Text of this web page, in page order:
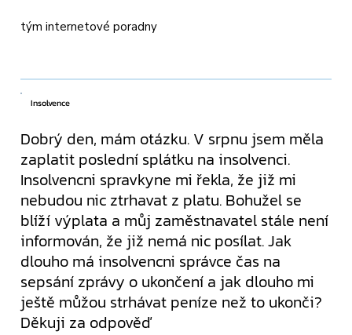
tým internetové poradny
Insolvence
Dobrý den, mám otázku. V srpnu jsem měla
zaplatit poslední splátku na insolvenci.
Insolvencni spravkyne mi řekla, že již mi
nebudou nic ztrhavat z platu. Bohužel se
blíží výplata a můj zaměstnavatel stále není
informován, že již nemá nic posílat. Jak
dlouho má insolvencni správce čas na
sepsání zprávy o ukončení a jak dlouho mi
ještě můžou strhávat peníze než to ukonči?
Děkuji za odpověď